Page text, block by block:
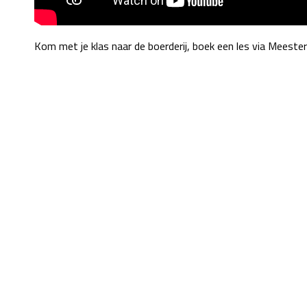
Kom met je klas naar de boerderij, boek een les via